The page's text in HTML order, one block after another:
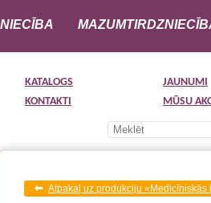
KATALOGS JAUNUMI
KONTAKTI
MŪSU
Atpakaļ uz produkciju